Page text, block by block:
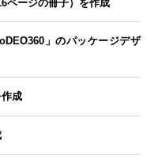
ページの冊子）を作成
」のパッケージデザ
成